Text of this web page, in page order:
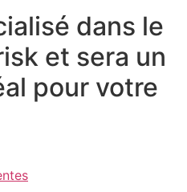
dans le
et sera un
pour votre